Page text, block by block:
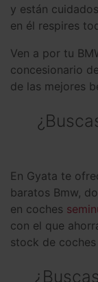
y están
en él respires
Ven a por tu
concesionario
de las mejores
En Gyata te
baratos Bmw,
en coches
con el que
stock de coches